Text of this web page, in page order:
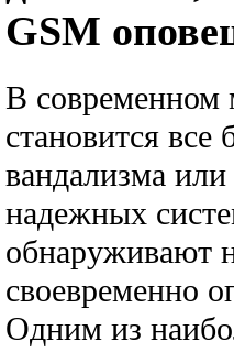
GSM
В современном
становится
вандализма
надежных
обнаруживают
своевременно
Одним из